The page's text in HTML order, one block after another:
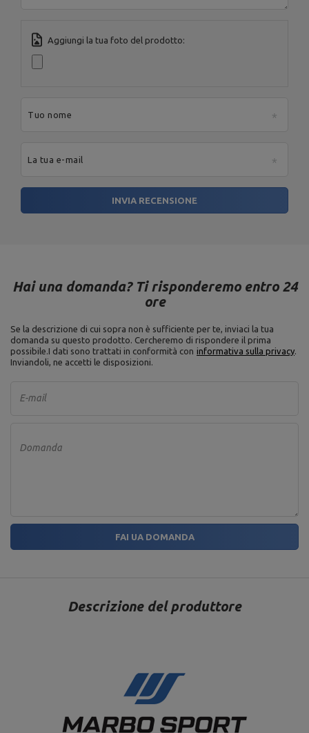
Aggiungi la tua foto del prodotto:
Tuo nome
La tua e-mail
INVIA RECENSIONE
Hai una domanda? Ti risponderemo entro 24
ore
Se la descrizione di cui sopra non è sufficiente per te, inviaci la tua
domanda su questo prodotto. Cercheremo di rispondere il prima
possibile.I dati sono trattati in conformità con informativa sulla privacy.
Inviandoli, ne accetti le disposizioni.
E-mail
Domanda
FAI UA DOMANDA
Descrizione del produttore